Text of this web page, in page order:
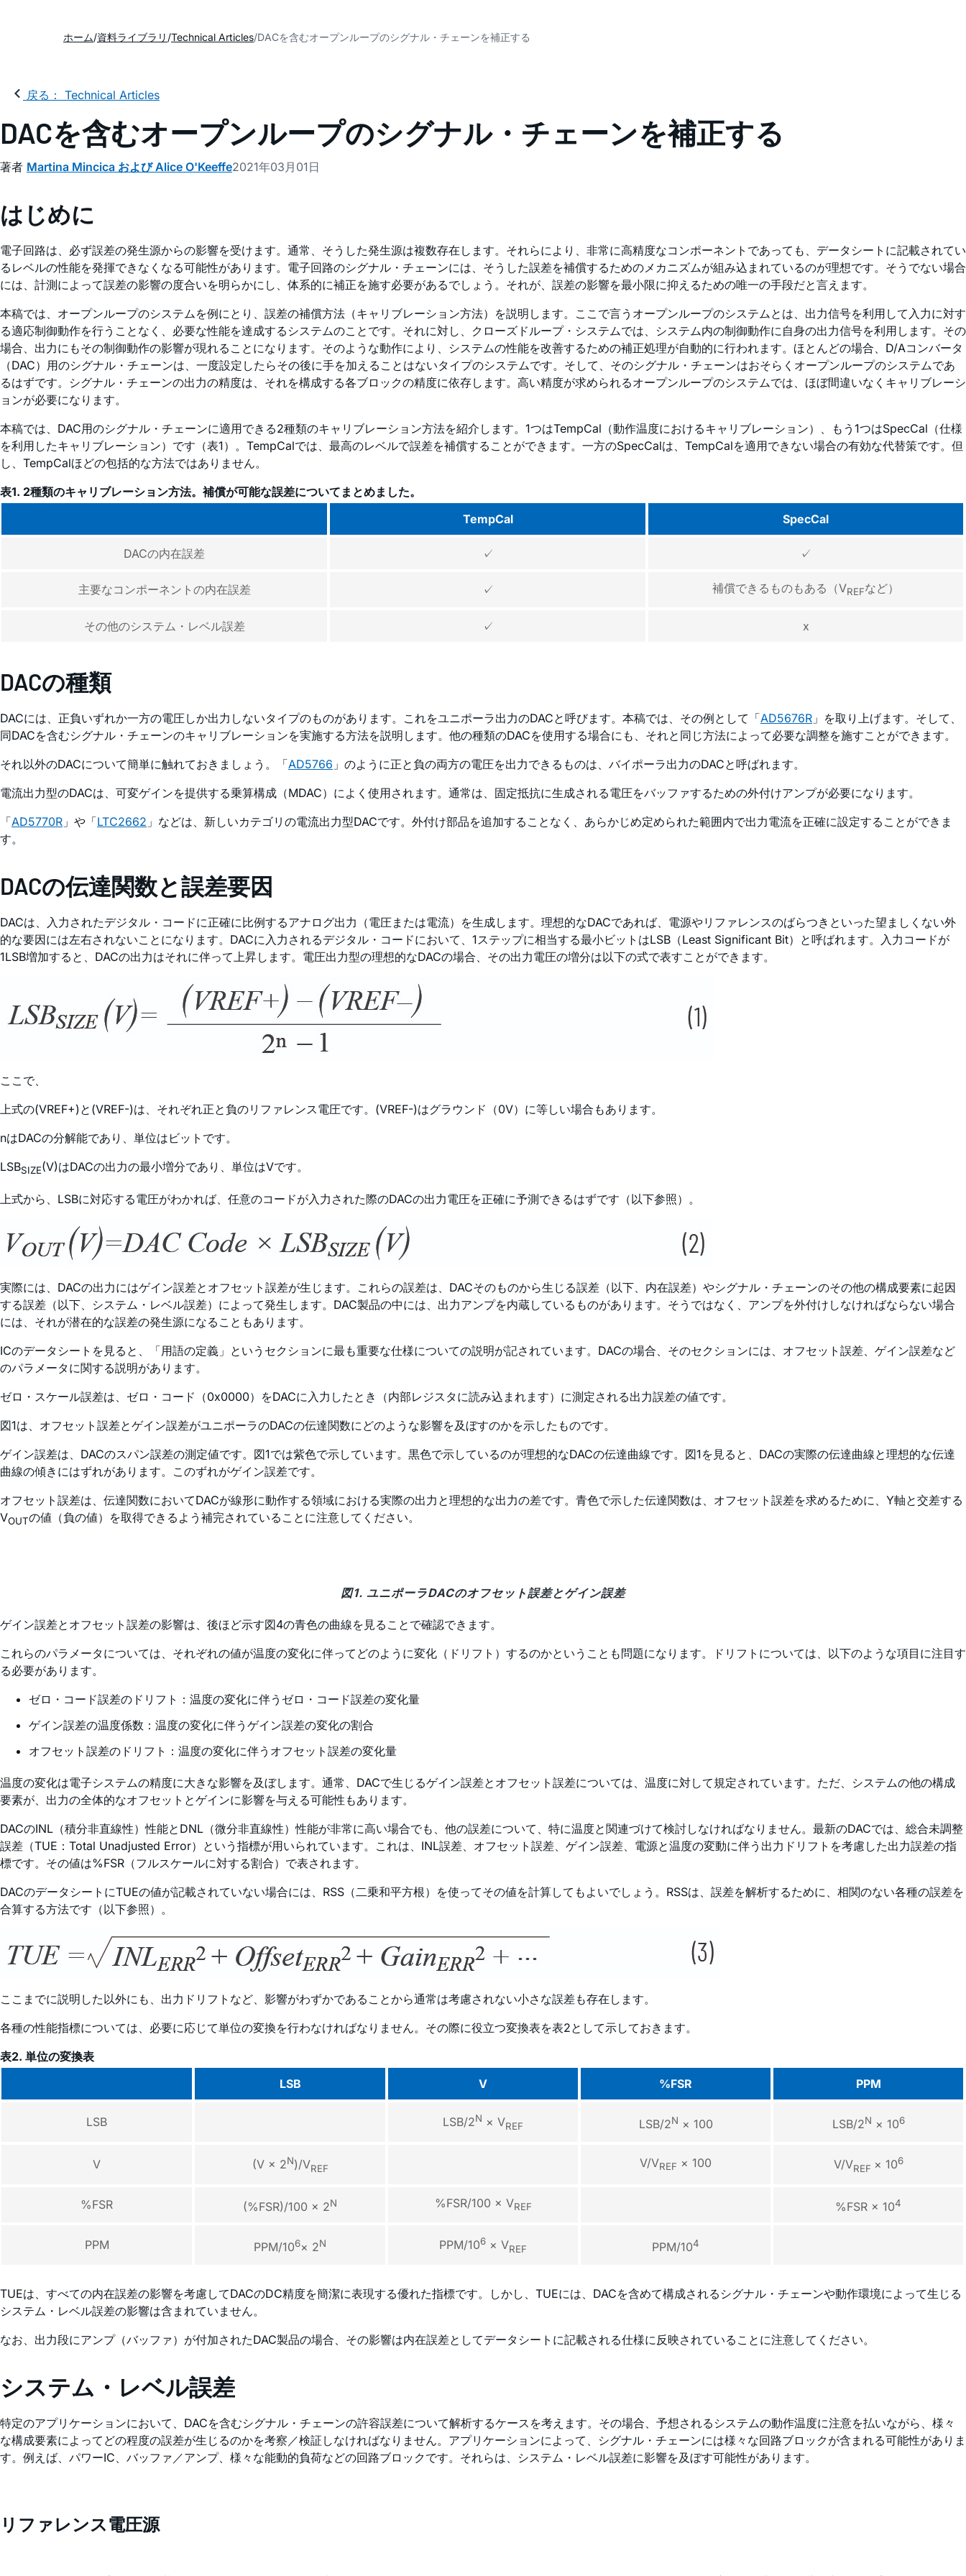
ホーム 資料ライブラリ Technical Articles DACを含むオープンループのシグナル・チェーンを補正する
戻る： Technical Articles
DACを含むオープンループのシグナル・チェーンを補正する
著者 Martina Mincica および Alice O'Keeffe2021年03月01日
はじめに
電子回路は、必ず誤差の発生源からの影響を受けます。通常、そうした発生源は複数存在します。それらにより、非常に高精度なコンポーネントであっても、データシートに記載されてい
るレベルの性能を発揮できなくなる可能性があります。電子回路のシグナル・チェーンには、そうした誤差を補償するためのメカニズムが組み込まれているのが理想です。そうでない場合
には、計測によって誤差の影響の度合いを明らかにし、体系的に補正を施す必要があるでしょう。それが、誤差の影響を最小限に抑えるための唯一の手段だと言えます。
本稿では、オープンループのシステムを例にとり、誤差の補償方法（キャリブレーション方法）を説明します。ここで言うオープンループのシステムとは、出力信号を利用して入力に対す
る適応制御動作を行うことなく、必要な性能を達成するシステムのことです。それに対し、クローズドループ・システムでは、システム内の制御動作に自身の出力信号を利用します。その
場合、出力にもその制御動作の影響が現れることになります。そのような動作により、システムの性能を改善するための補正処理が自動的に行われます。ほとんどの場合、D/Aコンバータ
（DAC）用のシグナル・チェーンは、一度設定したらその後に手を加えることはないタイプのシステムです。そして、そのシグナル・チェーンはおそらくオープンループのシステムであ
るはずです。シグナル・チェーンの出力の精度は、それを構成する各ブロックの精度に依存します。高い精度が求められるオープンループのシステムでは、ほぼ間違いなくキャリブレーシ
ョンが必要になります。
本稿では、DAC用のシグナル・チェーンに適用できる2種類のキャリブレーション方法を紹介します。1つはTempCal（動作温度におけるキャリブレーション）、もう1つはSpecCal（仕様
を利用したキャリブレーション）です（表1）。TempCalでは、最高のレベルで誤差を補償することができます。一方のSpecCalは、TempCalを適用できない場合の有効な代替策です。但
し、TempCalほどの包括的な方法ではありません。
表1. 2種類のキャリブレーション方法。補償が可能な誤差についてまとめました。
TempCal
SpecCal
DACの内在誤差 ✓ ✓
主要なコンポーネントの内在誤差 ✓ 補償できるものもある（VREFなど）
その他のシステム・レベル誤差 ✓ x
DACの種類
DACには、正負いずれか一方の電圧しか出力しないタイプのものがあります。これをユニポーラ出力のDACと呼びます。本稿では、その例として「AD5676R 」を取り上げます。そして、
同DACを含むシグナル・チェーンのキャリブレーションを実施する方法を説明します。他の種類のDACを使用する場合にも、それと同じ方法によって必要な調整を施すことができます。
それ以外のDACについて簡単に触れておきましょう。「AD5766 」のように正と負の両方の電圧を出力できるものは、バイポーラ出力のDACと呼ばれます。
電流出力型のDACは、可変ゲインを提供する乗算構成（MDAC）によく使用されます。通常は、固定抵抗に生成される電圧をバッファするための外付けアンプが必要になります。
「AD5770R 」や「LTC2662 」などは、新しいカテゴリの電流出力型DACです。外付け部品を追加することなく、あらかじめ定められた範囲内で出力電流を正確に設定することができま
す。
DACの伝達関数と誤差要因
DACは、入力されたデジタル・コードに正確に比例するアナログ出力（電圧または電流）を生成します。理想的なDACであれば、電源やリファレンスのばらつきといった望ましくない外
的な要因には左右されないことになります。DACに入力されるデジタル・コードにおいて、1ステップに相当する最小ビットはLSB（Least Significant Bit）と呼ばれます。入力コードが
1LSB増加すると、DACの出力はそれに伴って上昇します。電圧出力型の理想的なDACの場合、その出力電圧の増分は以下の式で表すことができます。
ここで、
上式の(VREF+)と(VREF-)は、それぞれ正と負のリファレンス電圧です。(VREF-)はグラウンド（0V）に等しい場合もあります。
nはDACの分解能であり、単位はビットです。
LSBSIZE(V)はDACの出力の最小増分であり、単位はVです。
上式から、LSBに対応する電圧がわかれば、任意のコードが入力された際のDACの出力電圧を正確に予測できるはずです（以下参照）。
実際には、DACの出力にはゲイン誤差とオフセット誤差が生じます。これらの誤差は、DACそのものから生じる誤差（以下、内在誤差）やシグナル・チェーンのその他の構成要素に起因
する誤差（以下、システム・レベル誤差）によって発生します。DAC製品の中には、出力アンプを内蔵しているものがあります。そうではなく、アンプを外付けしなければならない場合
には、それが潜在的な誤差の発生源になることもあります。
ICのデータシートを見ると、「用語の定義」というセクションに最も重要な仕様についての説明が記されています。DACの場合、そのセクションには、オフセット誤差、ゲイン誤差など
のパラメータに関する説明があります。
ゼロ・スケール誤差は、ゼロ・コード（0x0000）をDACに入力したとき（内部レジスタに読み込まれます）に測定される出力誤差の値です。
図1は、オフセット誤差とゲイン誤差がユニポーラのDACの伝達関数にどのような影響を及ぼすのかを示したものです。
ゲイン誤差は、DACのスパン誤差の測定値です。図1では紫色で示しています。黒色で示しているのが理想的なDACの伝達曲線です。図1を見ると、DACの実際の伝達曲線と理想的な伝達
曲線の傾きにはずれがあります。このずれがゲイン誤差です。
オフセット誤差は、伝達関数においてDACが線形に動作する領域における実際の出力と理想的な出力の差です。青色で示した伝達関数は、オフセット誤差を求めるために、Y軸と交差する
VOUTの値（負の値）を取得できるよう補完されていることに注意してください。
図1. ユニポーラDACのオフセット誤差とゲイン誤差
ゲイン誤差とオフセット誤差の影響は、後ほど示す図4の青色の曲線を見ることで確認できます。
これらのパラメータについては、それぞれの値が温度の変化に伴ってどのように変化（ドリフト）するのかということも問題になります。ドリフトについては、以下のような項目に注目す
る必要があります。
ゼロ・コード誤差のドリフト：温度の変化に伴うゼロ・コード誤差の変化量
ゲイン誤差の温度係数：温度の変化に伴うゲイン誤差の変化の割合
オフセット誤差のドリフト：温度の変化に伴うオフセット誤差の変化量
温度の変化は電子システムの精度に大きな影響を及ぼします。通常、DACで生じるゲイン誤差とオフセット誤差については、温度に対して規定されています。ただ、システムの他の構成
要素が、出力の全体的なオフセットとゲインに影響を与える可能性もあります。
DACのINL（積分非直線性）性能とDNL（微分非直線性）性能が非常に高い場合でも、他の誤差について、特に温度と関連づけて検討しなければなりません。最新のDACでは、総合未調整
誤差（TUE：Total Unadjusted Error）という指標が用いられています。これは、INL誤差、オフセット誤差、ゲイン誤差、電源と温度の変動に伴う出力ドリフトを考慮した出力誤差の指
標です。その値は%FSR（フルスケールに対する割合）で表されます。
DACのデータシートにTUEの値が記載されていない場合には、RSS（二乗和平方根）を使ってその値を計算してもよいでしょう。RSSは、誤差を解析するために、相関のない各種の誤差を
合算する方法です（以下参照）。
ここまでに説明した以外にも、出力ドリフトなど、影響がわずかであることから通常は考慮されない小さな誤差も存在します。
各種の性能指標については、必要に応じて単位の変換を行わなければなりません。その際に役立つ変換表を表2として示しておきます。
表2. 単位の変換表
LSB
V %FSR PPM
LSB LSB/2N × VREF LSB/2N × 100 LSB/2N × 106
V (V × 2N)/VREF V/VREF × 100 V/VREF × 106
%FSR (%FSR)/100 × 2N %FSR/100 × VREF %FSR × 104
PPM PPM/106× 2N PPM/106 × VREF PPM/104
TUEは、すべての内在誤差の影響を考慮してDACのDC精度を簡潔に表現する優れた指標です。しかし、TUEには、DACを含めて構成されるシグナル・チェーンや動作環境によって生じる
システム・レベル誤差の影響は含まれていません。
なお、出力段にアンプ（バッファ）が付加されたDAC製品の場合、その影響は内在誤差としてデータシートに記載される仕様に反映されていることに注意してください。
システム・レベル誤差
特定のアプリケーションにおいて、DACを含むシグナル・チェーンの許容誤差について解析するケースを考えます。その場合、予想されるシステムの動作温度に注意を払いながら、様々
な構成要素によってどの程度の誤差が生じるのかを考察／検証しなければなりません。アプリケーションによって、シグナル・チェーンには様々な回路ブロックが含まれる可能性がありま
す。例えば、パワーIC、バッファ／アンプ、様々な能動的負荷などの回路ブロックです。それらは、システム・レベル誤差に影響を及ぼす可能性があります。
リファレンス電圧源